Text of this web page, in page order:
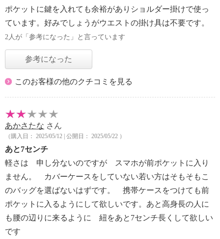
ポケットに鍵を入れても余裕がありショルダー掛けで使っ
ています。好みでしょうがウエストの掛け具は不要です。
2人が「参考になった」と言っています
参考になった
このお客様の他のクチコミを見る
あかさたな さん
（購入日： 2025/05/12 | 公開日： 2025/05/22 ）
あと7センチ
軽さは 申し分ないのですが スマホが前ポケットに入り
ません。 カバーケースをしていない若い方はそもそもこ
のバッグを選ばないはずです。 携帯ケースをつけても前
ポケットに入るようにして欲しいです。あと高身長の人に
も腰の辺りに来るように 紐をあと7センチ長くして欲しい
です